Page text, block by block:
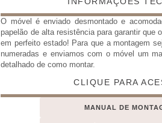
O móvel é enviado desmontado e
papelão de alta resistência para garantir que
em perfeito estado! Para que a montagem
numeradas e enviamos com o móvel um
detalhado de como montar.
CLIQUE PARA
MANUAL DE